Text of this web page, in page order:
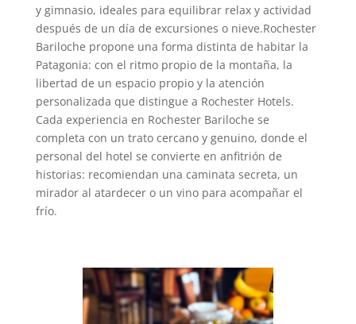
y gimnasio, ideales para equilibrar relax y actividad
después de un día de excursiones o nieve.Rochester
Bariloche propone una forma distinta de habitar la
Patagonia: con el ritmo propio de la montaña, la
libertad de un espacio propio y la atención
personalizada que distingue a Rochester Hotels.
Cada experiencia en Rochester Bariloche se
completa con un trato cercano y genuino, donde el
personal del hotel se convierte en anfitrión de
historias: recomiendan una caminata secreta, un
mirador al atardecer o un vino para acompañar el
frío.